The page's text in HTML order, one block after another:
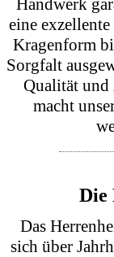
Die
Sachsen statt,
moderner
hochwertige
Unsere
die in
wird, um
Dank dieser
unsere gelben
leicht und